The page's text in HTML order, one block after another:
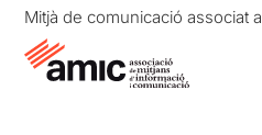
Mitjà de comunicació associat a